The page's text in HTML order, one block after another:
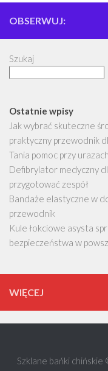
OBSERWUJ:
Szukaj
Ostatnie wpisy
Jak wybrać skuteczne
praktyczny przewodnik
Tania pomoc przy
Defibrylator medyczny
przygotować zespół
Bandaże elastyczne w
przewodnik
Kule łokciowe asysta
bezpieczeństwa w
WIĘCEJ
Szklane bańki